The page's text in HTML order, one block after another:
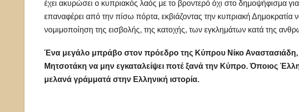
έχει ακυρώσει ο κυπριακός λαός με το βροντερό όχι στο δημοψήφισμα
επαναφέρει από την πίσω πόρτα, εκβιάζοντας την κυπριακή Δημοκρατία
νομιμοποίηση της εισβολής, της κατοχής, των εγκλημάτων κατά της
Ένα μεγάλο μπράβο στον πρόεδρο της Κύπρου Νίκο
Μητσοτάκη να μην εγκαταλείψει ποτέ ξανά την Κύπρο. Όποιος
μελανά γράμματά στην Ελληνική ιστορία.